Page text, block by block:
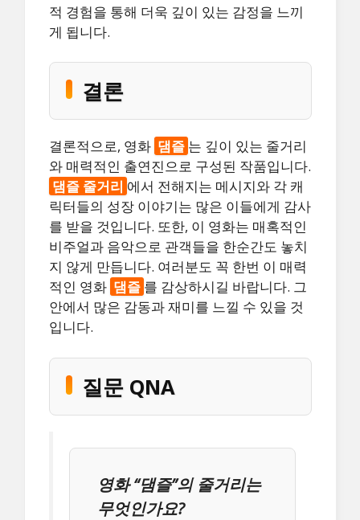
적 경험을 통해 더욱 깊이 있는 감정을 느끼
게 됩니다.
결론
결론적으로, 영화 댐즐 는 깊이 있는 줄거리
와 매력적인 출연진으로 구성된 작품입니다.
댐즐 줄거리 에서 전해지는 메시지와 각 캐
릭터들의 성장 이야기는 많은 이들에게 감사
를 받을 것입니다. 또한, 이 영화는 매혹적인
비주얼과 음악으로 관객들을 한순간도 놓치
지 않게 만듭니다. 여러분도 꼭 한번 이 매력
적인 영화 댐즐 를 감상하시길 바랍니다. 그
안에서 많은 감동과 재미를 느낄 수 있을 것
입니다.
질문 QNA
영화 “댐즐”의 줄거리는
무엇인가요?